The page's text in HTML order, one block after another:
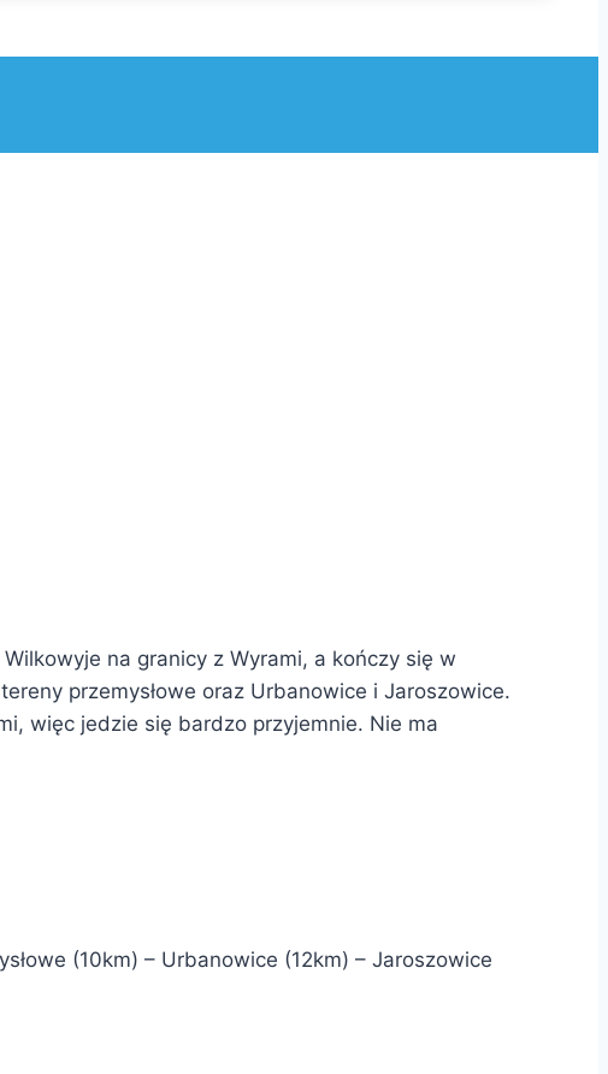
na granicy z Wyrami, a kończy się w
przemysłowe oraz Urbanowice i Jaroszowice.
więc jedzie się bardzo przyjemnie. Nie ma
(10km) – Urbanowice (12km) – Jaroszowice